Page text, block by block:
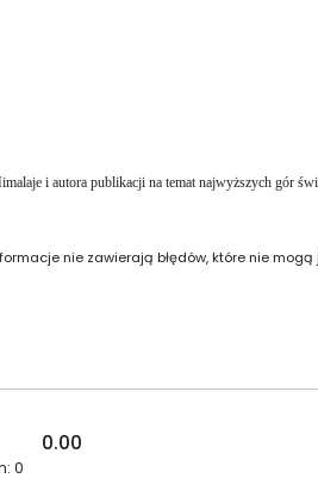
i autora publikacji na temat najwyższych gór
nie zawierają błędów, które nie
0.00
0